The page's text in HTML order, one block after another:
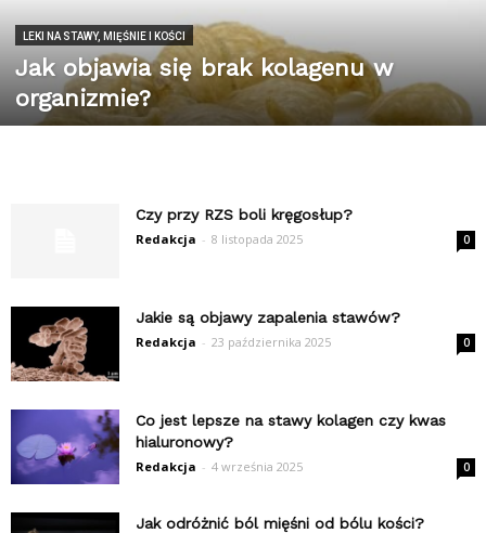
LEKI NA STAWY, MIĘŚNIE I KOŚCI
Jak objawia się brak kolagenu w
organizmie?
Czy przy RZS boli kręgosłup?
Redakcja - 8 listopada 2025 0
Jakie są objawy zapalenia stawów?
Redakcja - 23 października 2025 0
Co jest lepsze na stawy kolagen czy kwas
hialuronowy?
Redakcja - 4 września 2025 0
Jak odróżnić ból mięśni od bólu kości?